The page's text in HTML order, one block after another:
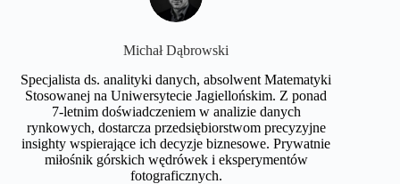
Michał Dąbrowski
Specjalista ds. analityki danych, absolwent Matematyki
Stosowanej na Uniwersytecie Jagiellońskim. Z ponad
7-letnim doświadczeniem w analizie danych
rynkowych, dostarcza przedsiębiorstwom precyzyjne
insighty wspierające ich decyzje biznesowe. Prywatnie
miłośnik górskich wędrówek i eksperymentów
fotograficznych.